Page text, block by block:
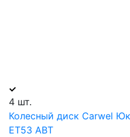
4 шт.
Колесный диск Carwel
ET53 ABT